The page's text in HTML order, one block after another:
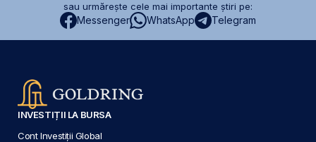
sau urmărește cele mai importante știri pe:
Messenger WhatsApp Telegram
INVESTIȚII LA BURSA
Cont Investiții Global